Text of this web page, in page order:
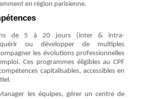
en région parisienne.
de 5 à 20 jours (inter & intra-
ou développer de multiples
les évolutions professionnelles
Ces programmes éligibles au CPF
capitalisables, accessibles en
les équipes, gérer un centre de